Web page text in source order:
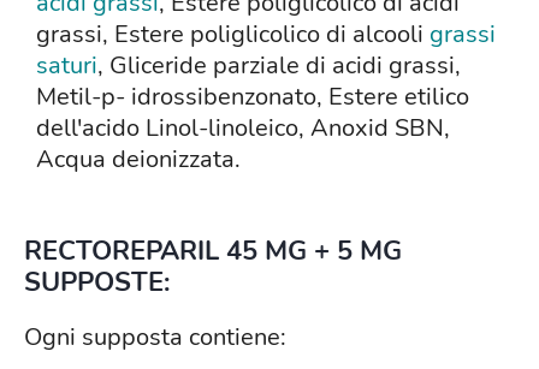
grassi, Estere poliglicolico di alcooli grassi
saturi, Gliceride parziale di acidi grassi,
Metil-p- idrossibenzonato, Estere etilico
dell'acido Linol-linoleico, Anoxid SBN,
Acqua deionizzata.
RECTOREPARIL 45 MG + 5 MG
SUPPOSTE:
Ogni supposta contiene: